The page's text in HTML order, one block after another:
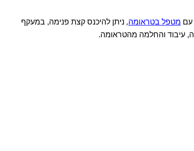
עם מטפל בטראומה, ניתן להיכנס קצת פנימה, במעקף
עיבוד והחלמה מהטראומה.